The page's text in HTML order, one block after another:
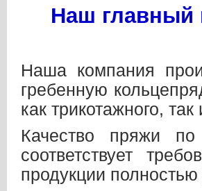
Наш главный
Наша компания
гребенную
как трикотажного,
Качество пряжи
соответствует
продукции полностью